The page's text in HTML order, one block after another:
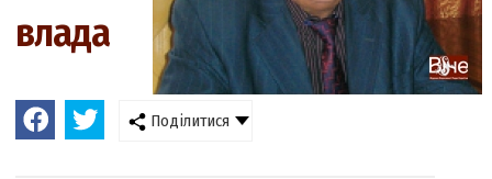
влада
Поділитися